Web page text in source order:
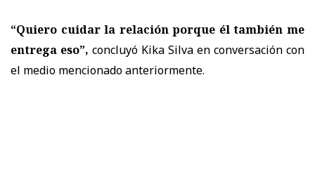
“Quiero cuidar la relación porque él también me
entrega eso”, concluyó Kika Silva en conversación con
el medio mencionado anteriormente.